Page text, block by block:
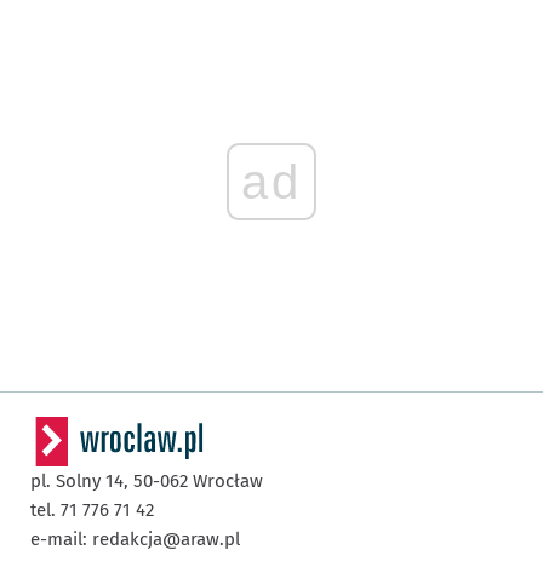
ad
pl. Solny 14, 50-062 Wrocław
tel. 71 776 71 42
e-mail: redakcja@araw.pl